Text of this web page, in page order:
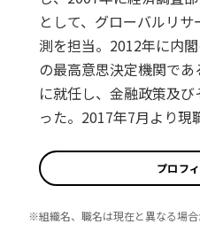
として、グローバルリ
測を担当。2012年に内
の最高意思決定機関で
に就任し、金融政策及
った。2017年7月より現
プロフ
※組織名、職名は現在と異なる場合